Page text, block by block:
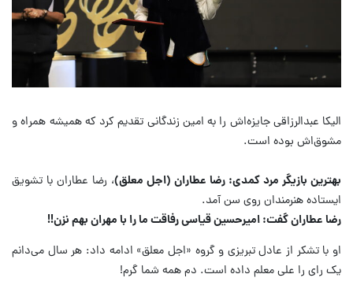
الیکا عبدالرزاقی جایزه‌اش را به امین زندگانی تقدیم کرد که همیشه همراه و
مشوق‌اش بوده است.
بهترین بازیگر مرد کمدی: رضا عطاران (اجل معلق)، رضا عطاران با تشویق
ایستاده هنرمندان روی سن آمد.
رضا عطاران گفت: امیرحسین قیاسی رفاقت ما را با مهران بهم نزن!!
او با تشکر از عادل تبریزی و گروه «اجل معلق» ادامه داد: هر سال می‌دانم
یک رای را علی معلم داده است. دم همه شما گرم!